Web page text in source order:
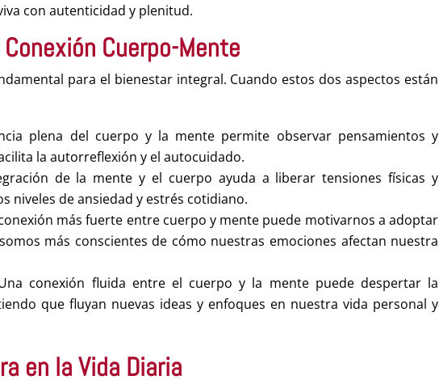
con autenticidad y plenitud.
Cuerpo-Mente
para el bienestar integral. Cuando estos dos aspectos están
plena del cuerpo y la mente permite observar pensamientos y
la autorreflexión y el autocuidado.
de la mente y el cuerpo ayuda a liberar tensiones físicas y
niveles de ansiedad y estrés cotidiano.
más fuerte entre cuerpo y mente puede motivarnos a adoptar
más conscientes de cómo nuestras emociones afectan nuestra
conexión fluida entre el cuerpo y la mente puede despertar la
que fluyan nuevas ideas y enfoques en nuestra vida personal y
en la Vida Diaria